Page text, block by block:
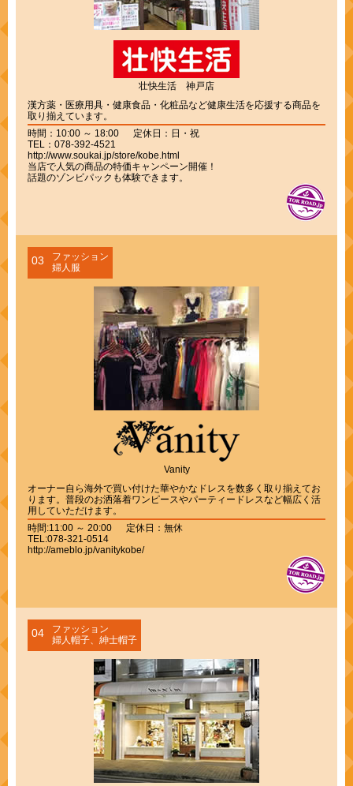
壮快生活 神戸店
漢方薬・医療用具・健康食品・化粧品など健康生活を応援する商品を
取り揃えています。
時間：10:00 ～ 18:00 定休日：日・祝
TEL：078-392-4521
http://www.soukai.jp/store/kobe.html
当店で人気の商品の特価キャンペーン開催！
話題のゾンビパックも体験できます。
03
ファッション
婦人服
Vanity
オーナー自ら海外で買い付けた華やかなドレスを数多く取り揃えてお
ります。普段のお洒落着ワンピースやパーティードレスなど幅広く活
用していただけます。
時間:11:00 ～ 20:00 定休日：無休
TEL:078-321-0514
http://ameblo.jp/vanitykobe/
04
ファッション
婦人帽子、紳士帽子